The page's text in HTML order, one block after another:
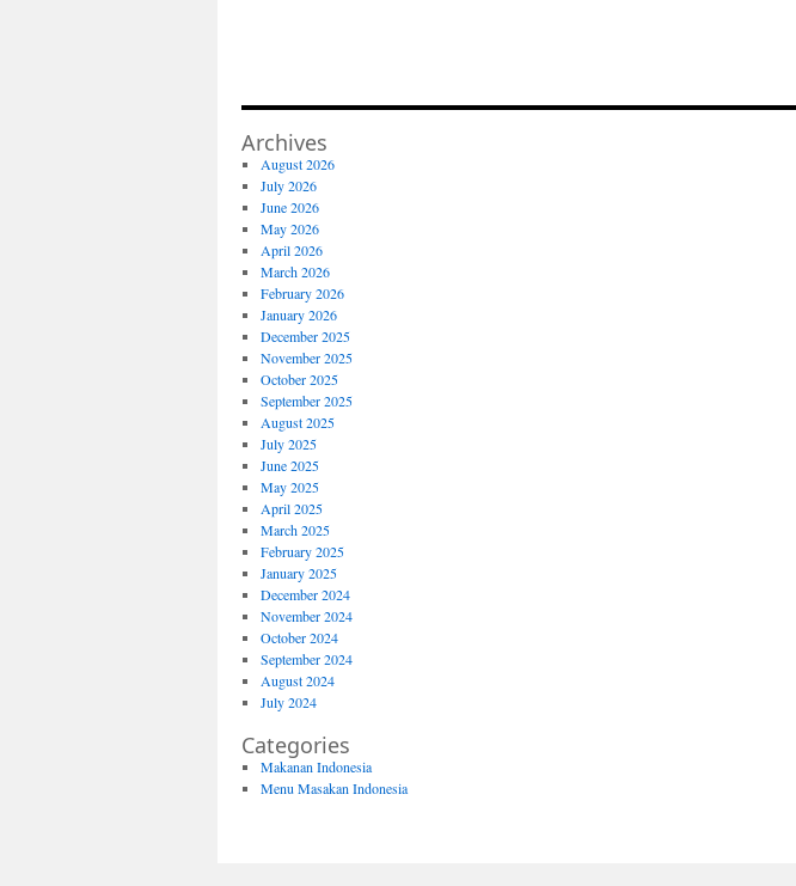
Archives
August 2026
July 2026
June 2026
May 2026
April 2026
March 2026
February 2026
January 2026
December 2025
November 2025
October 2025
September 2025
August 2025
July 2025
June 2025
May 2025
April 2025
March 2025
February 2025
January 2025
December 2024
November 2024
October 2024
September 2024
August 2024
July 2024
Categories
Makanan Indonesia
Menu Masakan Indonesia